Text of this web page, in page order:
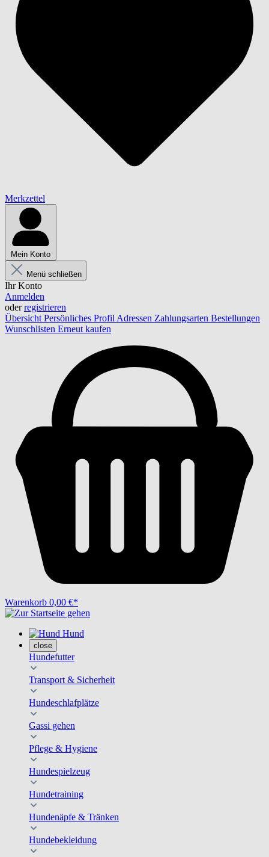
Merkzettel
Mein Konto
Menü schließen
Ihr Konto
Anmelden
oderregistrieren
Übersicht Persönliches Profil Adressen Zahlungsarten Bestellungen
Wunschlisten Erneut kaufen
Warenkorb 0,00 €*
Hund
close
Hundefutter
Transport & Sicherheit
Hundeschlafplätze
Gassi gehen
Pflege & Hygiene
Hundespielzeug
Hundetraining
Hundenäpfe & Tränken
Hundebekleidung